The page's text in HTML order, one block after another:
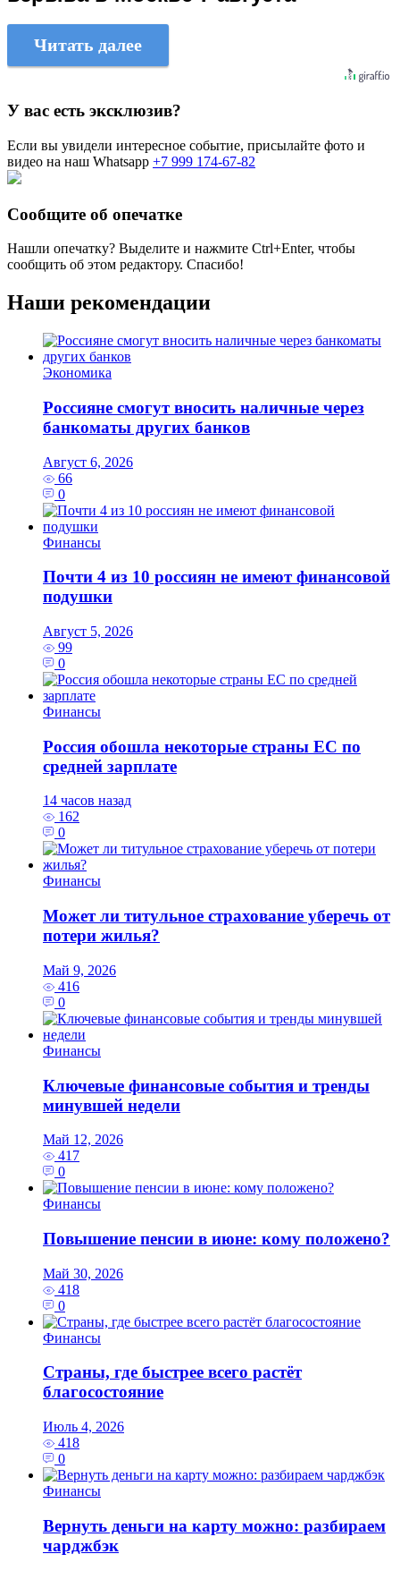
Читать далее
У вас есть эксклюзив?
Если вы увидели интересное событие, присылайте фото и
видео на наш Whatsapp +7 999 174-67-82
Сообщите об опечатке
Нашли опечатку? Выделите и нажмите Ctrl+Enter, чтобы
сообщить об этом редактору. Спасибо!
Наши рекомендации
Экономика
Россияне смогут вносить наличные через
банкоматы других банков
Август 6, 2026
66
0
Финансы
Почти 4 из 10 россиян не имеют финансовой
подушки
Август 5, 2026
99
0
Финансы
Россия обошла некоторые страны ЕС по
средней зарплате
14 часов назад
162
0
Финансы
Может ли титульное страхование уберечь от
потери жилья?
Май 9, 2026
416
0
Финансы
Ключевые финансовые события и тренды
минувшей недели
Май 12, 2026
417
0
Финансы
Повышение пенсии в июне: кому положено?
Май 30, 2026
418
0
Финансы
Страны, где быстрее всего растёт
благосостояние
Июль 4, 2026
418
0
Финансы
Вернуть деньги на карту можно: разбираем
чарджбэк